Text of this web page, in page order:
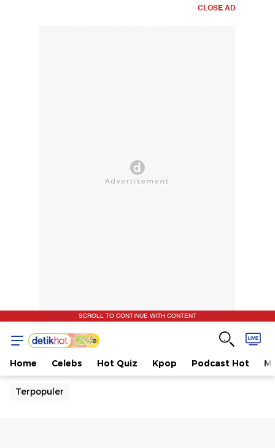
CLOSE AD
SCROLL TO CONTINUE WITH CONTENT
Home Celebs Hot Quiz Kpop Podcast Hot
Terpopuler